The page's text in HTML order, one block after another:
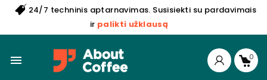
24/7 techninis aptarnavimas. Susisiekti su pardavimais
ir palikti užklausą
 0